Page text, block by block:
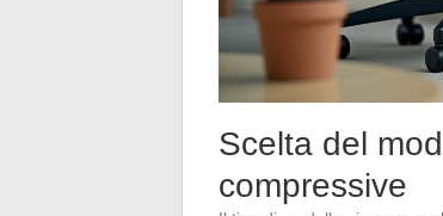
Scelta del
compressive